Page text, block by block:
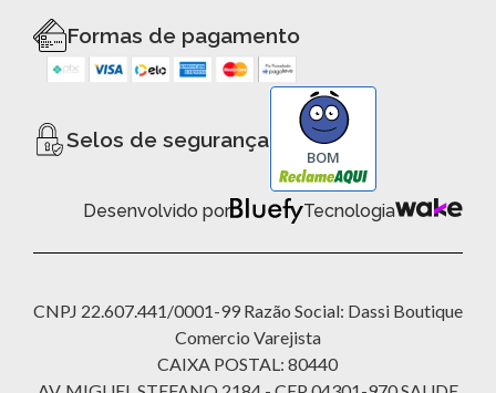
Formas de pagamento
Selos de segurança
BOM
Desenvolvido por Tecnologia
CNPJ 22.607.441/0001-99 Razão Social: Dassi Boutique
Comercio Varejista
CAIXA POSTAL: 80440